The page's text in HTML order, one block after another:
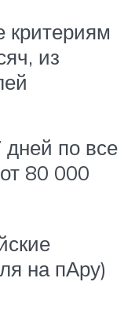
из
по все
80 000
на пАру)